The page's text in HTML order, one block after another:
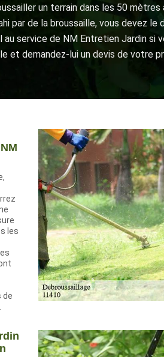
un terrain dans les 50 mètres
par de la broussaille, vous devez
service de NM Entretien Jardin si
et demandez-lui un devis de votre
les
de